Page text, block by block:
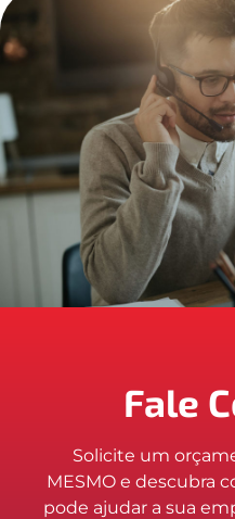
Fale
Solicite um
MESMO e descubra
pode ajudar a sua